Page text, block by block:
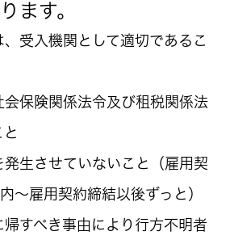
ます。
受入機関として適切であるこ
会保険関係法令及び租税関係法
発生させていないこと（雇用契
～雇用契約締結以後ずっと）
帰すべき事由により行方不明者